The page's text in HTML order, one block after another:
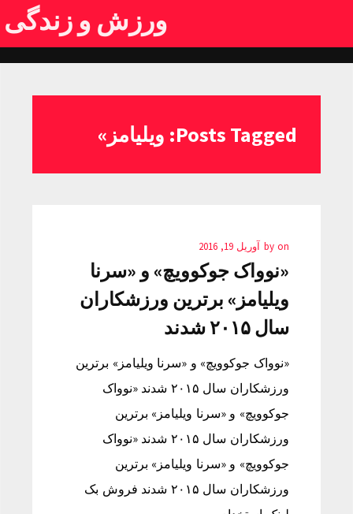
ورزش و زندگی
Posts Tagged: ویلیامز»
by on آوریل 19, 2016
«نوواک جوکوویچ» و «سرنا
ویلیامز» برترین ورزشکاران
سال ۲۰۱۵ شدند
«نوواک جوکوویچ» و «سرنا ویلیامز» برترین
ورزشکاران سال ۲۰۱۵ شدند «نوواک
جوکوویچ» و «سرنا ویلیامز» برترین
ورزشکاران سال ۲۰۱۵ شدند «نوواک
جوکوویچ» و «سرنا ویلیامز» برترین
ورزشکاران سال ۲۰۱۵ شدند فروش بک